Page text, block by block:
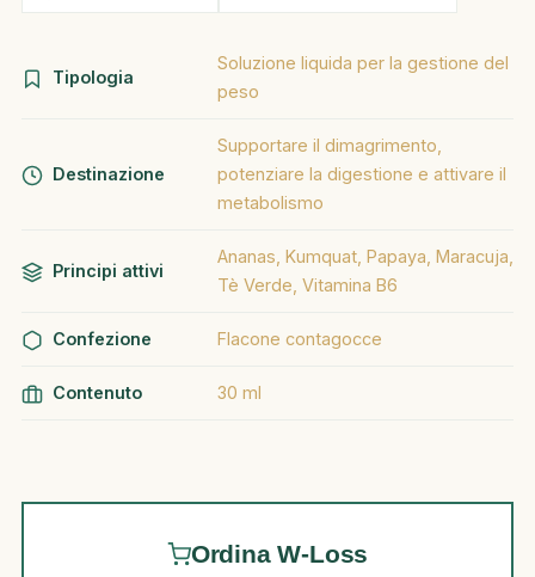
Tipologia
Soluzione liquida per la gestione del
peso
Destinazione
Supportare il dimagrimento,
potenziare la digestione e attivare il
metabolismo
Principi attivi
Ananas, Kumquat, Papaya, Maracuja,
Tè Verde, Vitamina B6
Confezione Flacone contagocce
Contenuto 30 ml
Ordina W-Loss